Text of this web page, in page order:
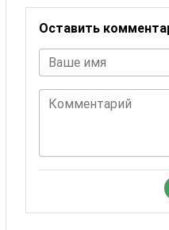
Оставить
Ваше имя
Комментарий